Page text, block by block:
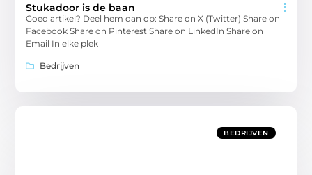
Stukadoor is de baan
Goed artikel? Deel hem dan op: Share on X (Twitter) Share on
Facebook Share on Pinterest Share on LinkedIn Share on
Email In elke plek
Bedrijven
BEDRIJVEN